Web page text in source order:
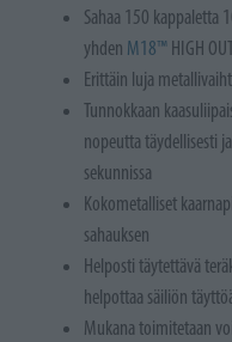
Sahaa 150 kappaletta
yhden M18™ HIGH
Erittäin luja
Tunnokkaan
nopeutta täydellisesti
sekunnissa
Kokometalliset
sahauksen
Helposti täytettävä
helpottaa säiliön
Mukana toimitetaan